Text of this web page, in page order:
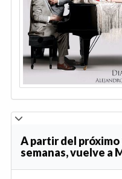
A partir del próximo
semanas, vuelve a